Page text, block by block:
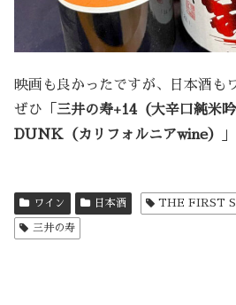
映画も良かったですが、日本酒も
ぜひ「 三井の寿+14（大辛口純米吟
DUNK（カリフォルニアwine）
ワイン 日本酒 THE FIRST
三井の寿